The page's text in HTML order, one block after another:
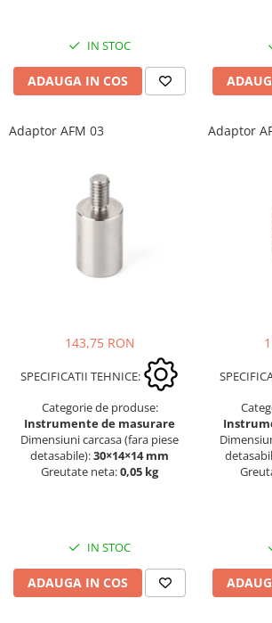
IN STOC
ADAUGA IN COS
Adaptor AFM 03
143,75 RON
SPECIFICATII TEHNICE:
Categorie de produse:
Instrumente de masurare
Dimensiuni carcasa (fara piese
detasabile):30×14×14 mm
Greutate neta:0,05 kg
IN STOC
ADAUGA IN COS
Adaptor